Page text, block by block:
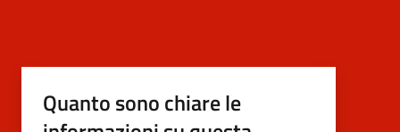
Quanto sono chiare le